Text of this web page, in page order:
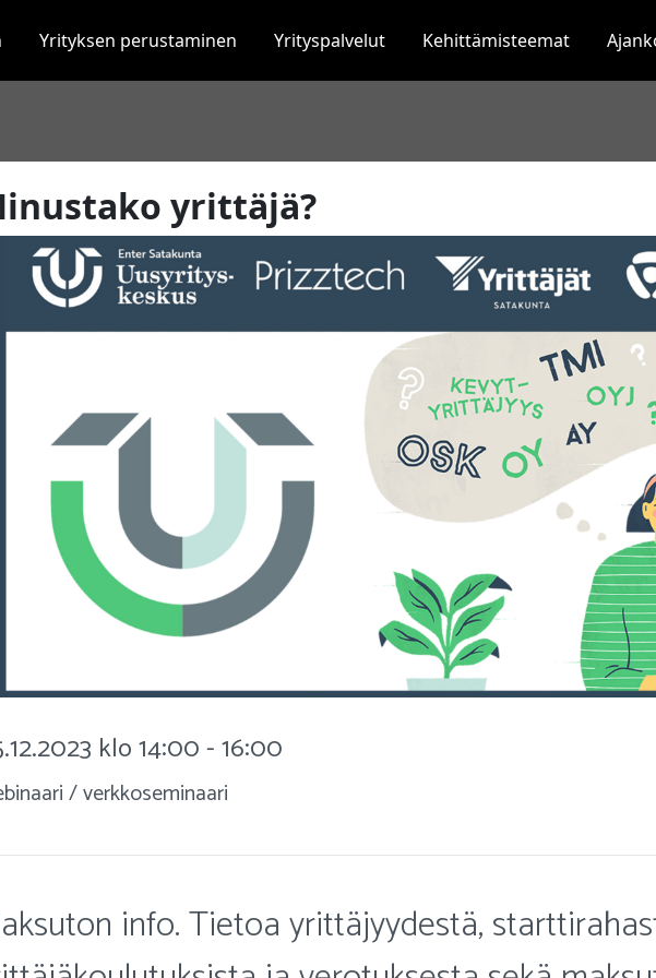
Yrityksen perustaminen Yrityspalvelut Kehittämisteemat
yrittäjä?
klo 14:00 - 16:00
/ verkkoseminaari
info. Tietoa yrittäjyydestä,